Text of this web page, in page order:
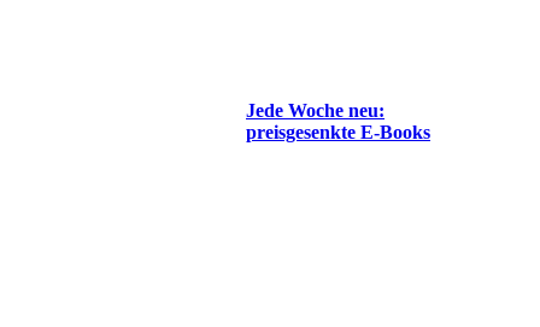
Jede Woche neu:
preisgesenkte E-Books